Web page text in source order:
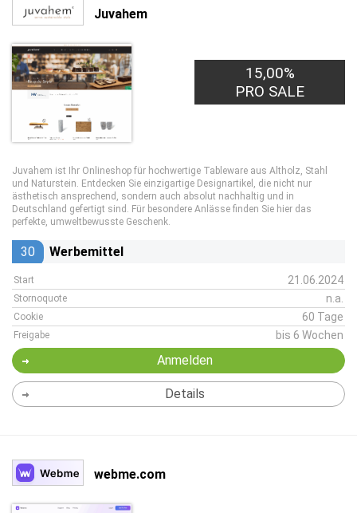
Juvahem
15,00%
PRO SALE
Juvahem ist Ihr Onlineshop für hochwertige Tableware aus Altholz, Stahl
und Naturstein. Entdecken Sie einzigartige Designartikel, die nicht nur
ästhetisch ansprechend, sondern auch absolut nachhaltig und in
Deutschland gefertigt sind. Für besondere Anlässe finden Sie hier das
perfekte, umweltbewusste Geschenk.
30 Werbemittel
Start 21.06.2024
Stornoquote n.a.
Cookie 60 Tage
Freigabe bis 6 Wochen
Anmelden
Details
webme.com